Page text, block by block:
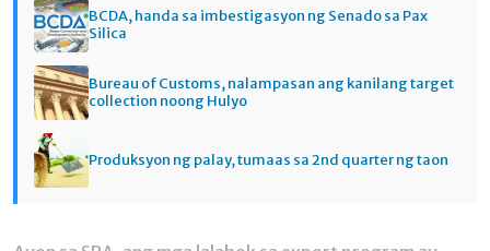
BCDA, handa sa imbestigasyon ng Senado sa Pax
Silica
Bureau of Customs, nalampasan ang kanilang target
collection noong Hulyo
Produksyon ng palay, tumaas sa 2nd quarter ng taon